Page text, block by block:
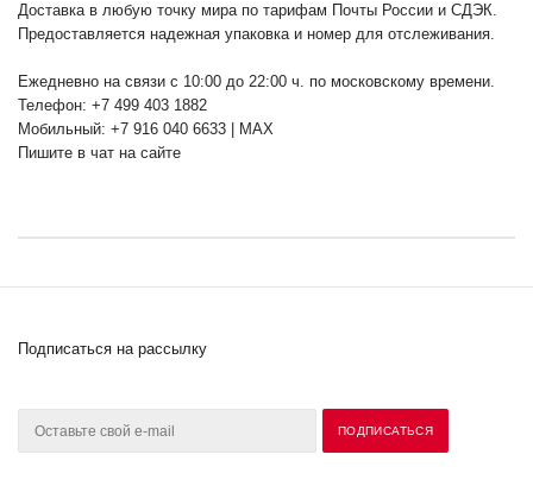
Доставка в любую точку мира по тарифам Почты России и СДЭК.
Предоставляется надежная упаковка и номер для отслеживания.
Ежедневно на связи с 10:00 до 22:00 ч. по московскому времени.
Телефон: +7 499 403 1882
Мобильный: +7 916 040 6633 | MAX
Пишите в чат на сайте
Подписаться на рассылку